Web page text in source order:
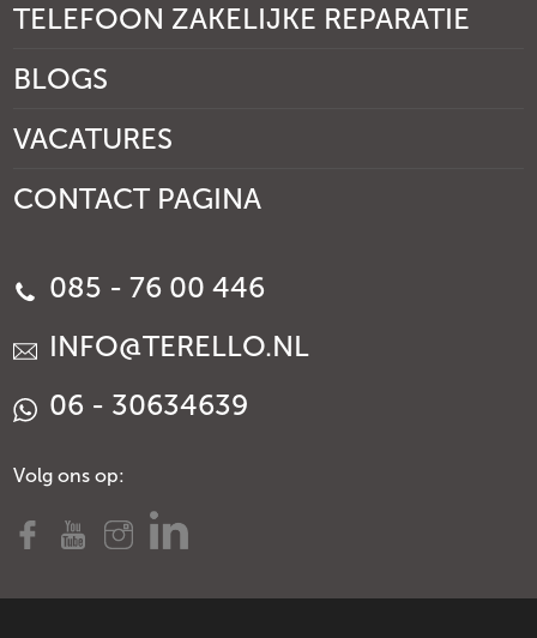
TELEFOON ZAKELIJKE REPARATIE
BLOGS
VACATURES
CONTACT PAGINA
085 - 76 00 446
INFO@TERELLO.NL
06 - 30634639
Volg ons op: